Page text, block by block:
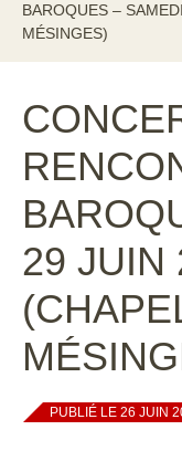
BAROQUES –
MÉSINGES)
29 JUIN
PUBLIÉ LE 26 JUIN